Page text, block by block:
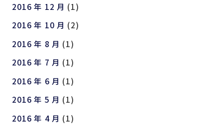
2016 年 12 月 (1)
2016 年 10 月 (2)
2016 年 8 月 (1)
2016 年 7 月 (1)
2016 年 6 月 (1)
2016 年 5 月 (1)
2016 年 4 月 (1)